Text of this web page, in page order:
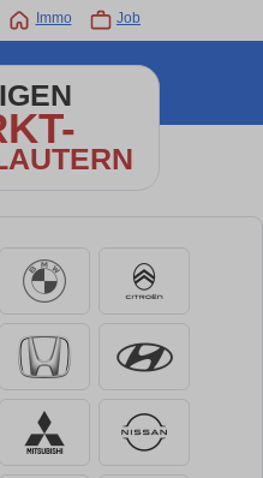
Immo Job